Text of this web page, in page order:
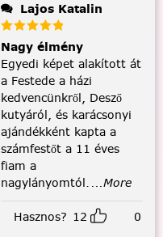
Lajos Katalin
Nagy élmény
Egyedi képet alakított át
a Festede a házi
kedvencünkről, Desző
kutyáról, és karácsonyi
ajándékként kapta a
számfestőt a 11 éves
fiam a
nagylányomtól. ...More
Hasznos? 12 0